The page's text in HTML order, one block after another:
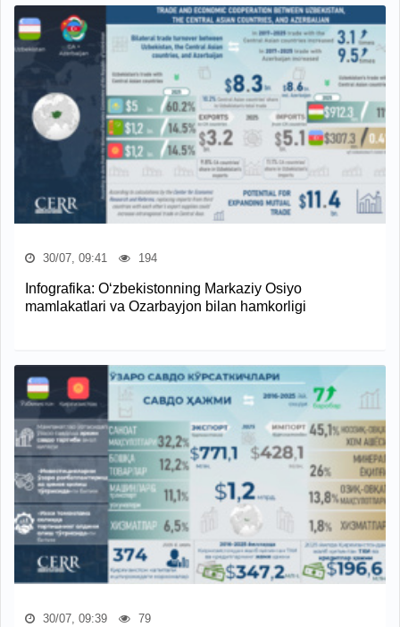
30/07, 09:41 194
Infografika: O‘zbekistonning Markaziy Osiyo
mamlakatlari va Ozarbayjon bilan hamkorligi
30/07, 09:39 79